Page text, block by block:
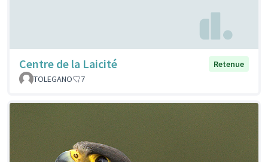
Centre de la Laicité
Retenue
TOLEGANO
7